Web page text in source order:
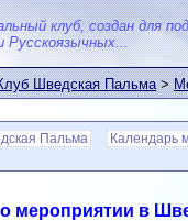
клуб, создан для
Русскоязычных...
Шведская Пальма>
Пальма Календарь
мероприятии в